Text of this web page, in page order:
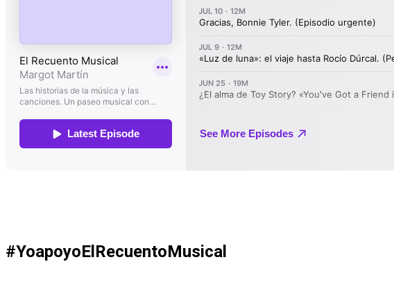
#YoapoyoElRecuentoMusical